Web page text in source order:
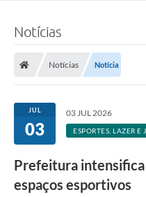
Notícias
Notícias Notícia
JUL
03
03 JUL 2026
ESPORTES, LAZER E
Prefeitura intensifica
espaços esportivos